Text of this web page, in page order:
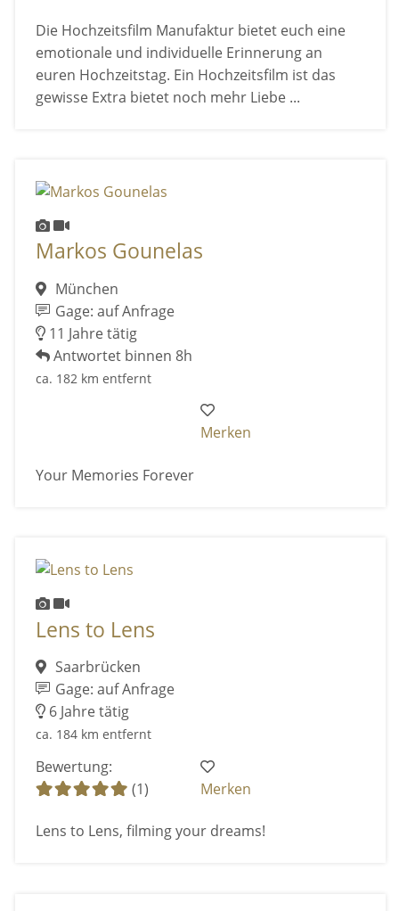
Die Hochzeitsfilm Manufaktur bietet euch eine
emotionale und individuelle Erinnerung an
euren Hochzeitstag. Ein Hochzeitsfilm ist das
gewisse Extra bietet noch mehr Liebe ...
Markos Gounelas
München
Gage: auf Anfrage
11 Jahre tätig
Antwortet binnen 8h
ca. 182 km entfernt
Merken
Your Memories Forever
Lens to Lens
Saarbrücken
Gage: auf Anfrage
6 Jahre tätig
ca. 184 km entfernt
Bewertung:
(1)
Merken
Lens to Lens, filming your dreams!